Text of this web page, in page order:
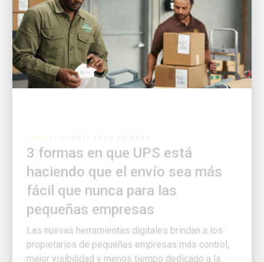
haciendo que el envío sea más
fácil que nunca para las
pequeñas empresas
Las nuevas herramientas digitales brindan a los
propietarios de pequeñas empresas más control,
mejor visibilidad y menos tiempo dedicado a la
logística